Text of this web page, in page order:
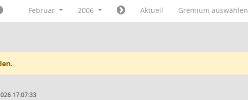
Februar 2006 Aktuell Gremium auswählen
17:07:33